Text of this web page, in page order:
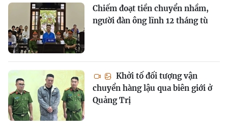
Chiếm đoạt tiền chuyển nhầm,
người đàn ông lĩnh 12 tháng tù
Khởi tố đối tượng vận
chuyển hàng lậu qua biên giới ở
Quảng Trị